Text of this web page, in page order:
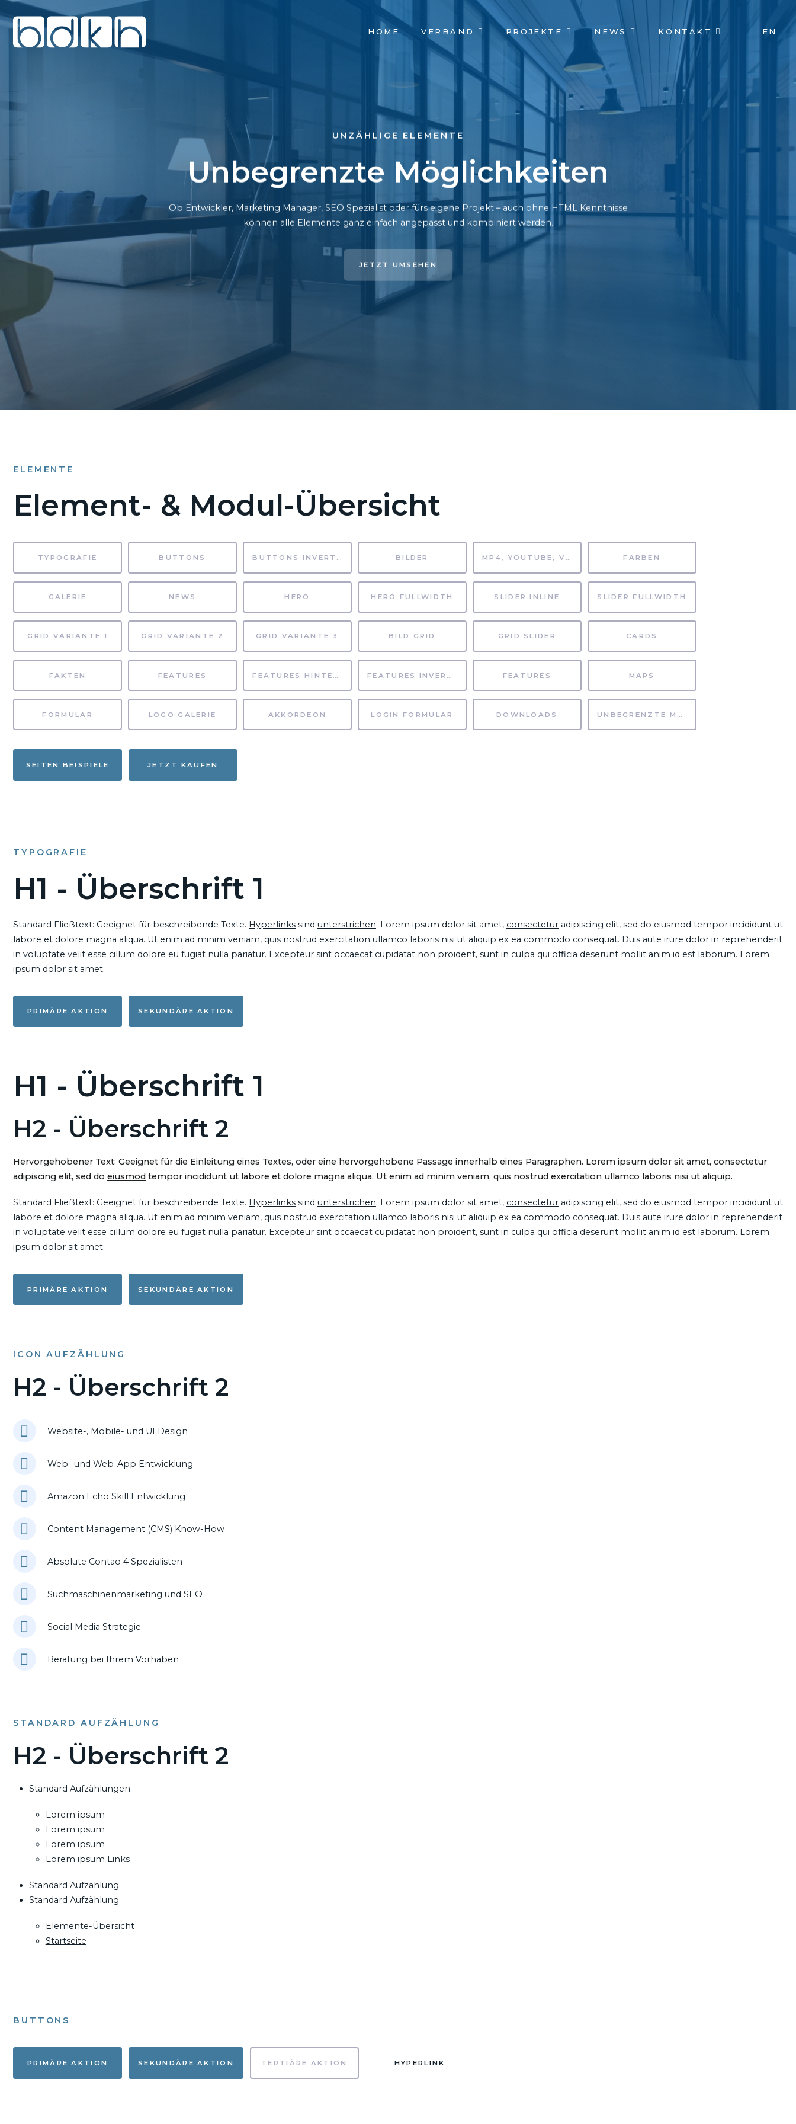
NAVIGATION
ÜBERSPRINGEN
HOME VERBAND PROJEKTE NEWS KONTAKT EN
UNZÄHLIGE ELEMENTE
Unbegrenzte Möglichkeiten
Ob Entwickler, Marketing Manager, SEO Spezialist oder fürs eigene Projekt – auch ohne HTML Kenntnisse
können alle Elemente ganz einfach angepasst und kombiniert werden.
JETZT UMSEHEN
ELEMENTE
Element- & Modul-Übersicht
TYPOGRAFIE BUTTONS BUTTONS INVERTIERT BILDER MP4, YOUTUBE, VIMEO FARBEN
GALERIE NEWS HERO HERO FULLWIDTH SLIDER INLINE SLIDER FULLWIDTH
GRID VARIANTE 1 GRID VARIANTE 2 GRID VARIANTE 3 BILD GRID GRID SLIDER CARDS
FAKTEN FEATURES FEATURES HINTERGRUND FEATURES INVERTIERT FEATURES MAPS
FORMULAR LOGO GALERIE AKKORDEON LOGIN FORMULAR DOWNLOADS UNBEGRENZTE MÖGLICHKEITEN
SEITEN BEISPIELE JETZT KAUFEN
TYPOGRAFIE
H1 - Überschrift 1
Standard Fließtext: Geeignet für beschreibende Texte. Hyperlinks sind unterstrichen. Lorem ipsum dolor sit amet, consectetur adipiscing elit, sed do eiusmod tempor incididunt ut
labore et dolore magna aliqua. Ut enim ad minim veniam, quis nostrud exercitation ullamco laboris nisi ut aliquip ex ea commodo consequat. Duis aute irure dolor in reprehenderit
in voluptate velit esse cillum dolore eu fugiat nulla pariatur. Excepteur sint occaecat cupidatat non proident, sunt in culpa qui officia deserunt mollit anim id est laborum. Lorem
ipsum dolor sit amet.
PRIMÄRE AKTION SEKUNDÄRE AKTION
H1 - Überschrift 1
H2 - Überschrift 2
Hervorgehobener Text: Geeignet für die Einleitung eines Textes, oder eine hervorgehobene Passage innerhalb eines Paragraphen. Lorem ipsum dolor sit amet, consectetur
adipiscing elit, sed do eiusmod tempor incididunt ut labore et dolore magna aliqua. Ut enim ad minim veniam, quis nostrud exercitation ullamco laboris nisi ut aliquip.
Standard Fließtext: Geeignet für beschreibende Texte. Hyperlinks sind unterstrichen. Lorem ipsum dolor sit amet, consectetur adipiscing elit, sed do eiusmod tempor incididunt ut
labore et dolore magna aliqua. Ut enim ad minim veniam, quis nostrud exercitation ullamco laboris nisi ut aliquip ex ea commodo consequat. Duis aute irure dolor in reprehenderit
in voluptate velit esse cillum dolore eu fugiat nulla pariatur. Excepteur sint occaecat cupidatat non proident, sunt in culpa qui officia deserunt mollit anim id est laborum. Lorem
ipsum dolor sit amet.
PRIMÄRE AKTION SEKUNDÄRE AKTION
ICON AUFZÄHLUNG
H2 - Überschrift 2
Website-, Mobile- und UI Design
Web- und Web-App Entwicklung
Amazon Echo Skill Entwicklung
Content Management (CMS) Know-How
Absolute Contao 4 Spezialisten
Suchmaschinenmarketing und SEO
Social Media Strategie
Beratung bei Ihrem Vorhaben
STANDARD AUFZÄHLUNG
H2 - Überschrift 2
Standard Aufzählungen
Lorem ipsum
Lorem ipsum
Lorem ipsum
Lorem ipsum Links
Standard Aufzählung
Standard Aufzählung
Elemente-Übersicht
Startseite
BUTTONS
PRIMÄRE AKTION SEKUNDÄRE AKTION TERTIÄRE AKTION HYPERLINK